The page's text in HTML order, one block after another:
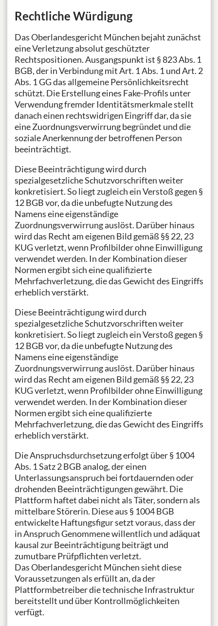
Rechtliche Würdigung
Das Oberlandesgericht München bejaht zunächst
eine Verletzung absolut geschützter
Rechtspositionen. Ausgangspunkt ist § 823 Abs. 1
BGB, der in Verbindung mit Art. 1 Abs. 1 und Art. 2
Abs. 1 GG das allgemeine Persönlichkeitsrecht
schützt. Die Erstellung eines Fake-Profils unter
Verwendung fremder Identitätsmerkmale stellt
danach einen rechtswidrigen Eingriff dar, da sie
eine Zuordnungsverwirrung begründet und die
soziale Anerkennung der betroffenen Person
beeinträchtigt.
Diese Beeinträchtigung wird durch
spezialgesetzliche Schutzvorschriften weiter
konkretisiert. So liegt zugleich ein Verstoß gegen §
12 BGB vor, da die unbefugte Nutzung des
Namens eine eigenständige
Zuordnungsverwirrung auslöst. Darüber hinaus
wird das Recht am eigenen Bild gemäß §§ 22, 23
KUG verletzt, wenn Profilbilder ohne Einwilligung
verwendet werden. In der Kombination dieser
Normen ergibt sich eine qualifizierte
Mehrfachverletzung, die das Gewicht des Eingriffs
erheblich verstärkt.
Diese Beeinträchtigung wird durch
spezialgesetzliche Schutzvorschriften weiter
konkretisiert. So liegt zugleich ein Verstoß gegen §
12 BGB vor, da die unbefugte Nutzung des
Namens eine eigenständige
Zuordnungsverwirrung auslöst. Darüber hinaus
wird das Recht am eigenen Bild gemäß §§ 22, 23
KUG verletzt, wenn Profilbilder ohne Einwilligung
verwendet werden. In der Kombination dieser
Normen ergibt sich eine qualifizierte
Mehrfachverletzung, die das Gewicht des Eingriffs
erheblich verstärkt.
Die Anspruchsdurchsetzung erfolgt über § 1004
Abs. 1 Satz 2 BGB analog, der einen
Unterlassungsanspruch bei fortdauernden oder
drohenden Beeinträchtigungen gewährt. Die
Plattform haftet dabei nicht als Täter, sondern als
mittelbare Störerin. Diese aus § 1004 BGB
entwickelte Haftungsfigur setzt voraus, dass der
in Anspruch Genommene willentlich und adäquat
kausal zur Beeinträchtigung beiträgt und
zumutbare Prüfpflichten verletzt.
Das Oberlandesgericht München sieht diese
Voraussetzungen als erfüllt an, da der
Plattformbetreiber die technische Infrastruktur
bereitstellt und über Kontrollmöglichkeiten
verfügt.